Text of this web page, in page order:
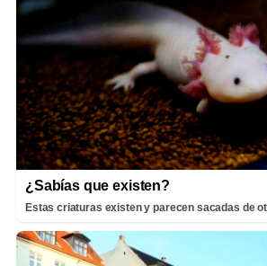
¿Sabías que existen?
Estas criaturas existen y parecen sacadas de